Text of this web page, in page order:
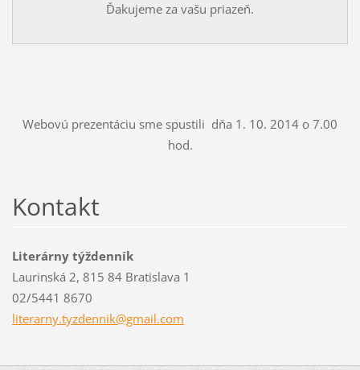
Ďakujeme za vašu priazeň.
Webovú prezentáciu sme spustili dňa 1. 10. 2014 o 7.00
hod.
Kontakt
Literárny týždenník
Laurinská 2, 815 84 Bratislava 1
02/5441 8670
literarny.tyzdennik@gmail.com